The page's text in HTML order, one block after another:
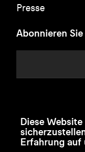
Presse
Abonnieren
Diese
Erfahrung auf